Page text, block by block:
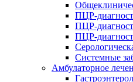
ПЦР-
ПЦР-
ПЦР-
Системные
Амбулаторное